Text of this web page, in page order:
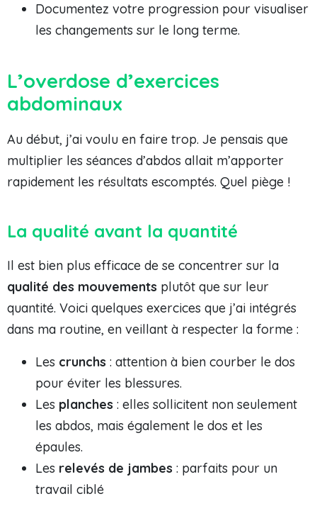
Documentez votre progression pour visualiser
les changements sur le long terme.
L’overdose d’exercices
abdominaux
Au début, j’ai voulu en faire trop. Je pensais que
multiplier les séances d’abdos allait m’apporter
rapidement les résultats escomptés. Quel piège !
La qualité avant la quantité
Il est bien plus efficace de se concentrer sur la
qualité des mouvements plutôt que sur leur
quantité. Voici quelques exercices que j’ai intégrés
dans ma routine, en veillant à respecter la forme :
Les crunchs : attention à bien courber le dos
pour éviter les blessures.
Les planches : elles sollicitent non seulement
les abdos, mais également le dos et les
épaules.
Les relevés de jambes : parfaits pour un
travail ciblé